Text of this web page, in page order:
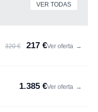
VER TODAS
320 € 217 €Ver oferta →
1.385 €Ver oferta →